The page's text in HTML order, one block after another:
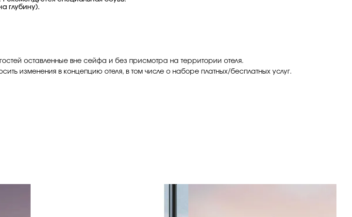
глубину).
оставленные вне сейфа и без присмотра на территории отеля.
изменения в концепцию отеля, в том числе о наборе платных/бесплатных услуг.